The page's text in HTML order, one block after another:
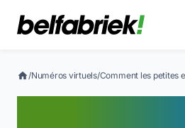
/Numéros virtuels/Comment les petites